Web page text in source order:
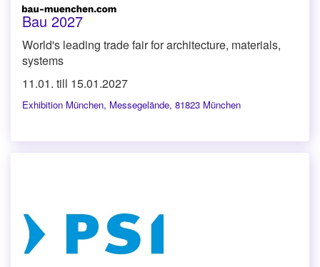
Bau 2027
World's leading trade fair for architecture, materials,
systems
11.01. till 15.01.2027
Exhibition München, Messegelände, 81823 München